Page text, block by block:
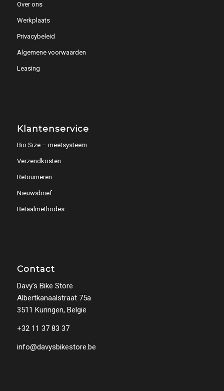
Over ons
Werkplaats
Privacybeleid
Algemene voorwaarden
Leasing
Klantenservice
Bio Size – meetsysteem
Verzendkosten
Retourneren
Nieuwsbrief
Betaalmethodes
Contact
Davy’s Bike Store
Albertkanaalstraat 75a
3511 Kuringen, België
+32 11 37 83 37
info@davysbikestore.be